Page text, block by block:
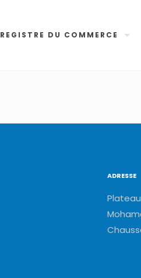
REGISTRE DU COMMERCE
ADRESSE